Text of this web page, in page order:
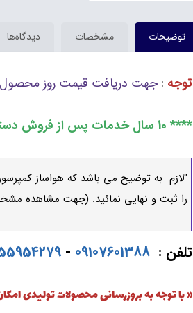
توضیحات مشخصات دیدگاه‌ها
توجه :جهت دریافت قیمت روز محصول
**** 10 سال خدمات پس از فروش دستگاه ****
"لازم به توضیح می باشد که هواساز
را ثبت و نهایی نمائید. (جهت مشاهده
تلفن : 09107601388
-
« با توجه به بروزرسانی محصولات تولیدی